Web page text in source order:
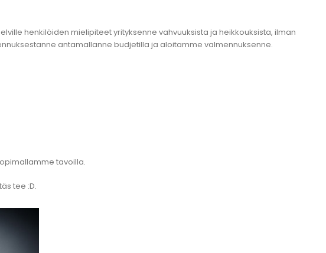
henkilöiden mielipiteet yrityksenne vahvuuksista ja heikkouksista, ilman
antamallanne budjetilla ja aloitamme valmennuksenne.
tavoilla.
tee :D.